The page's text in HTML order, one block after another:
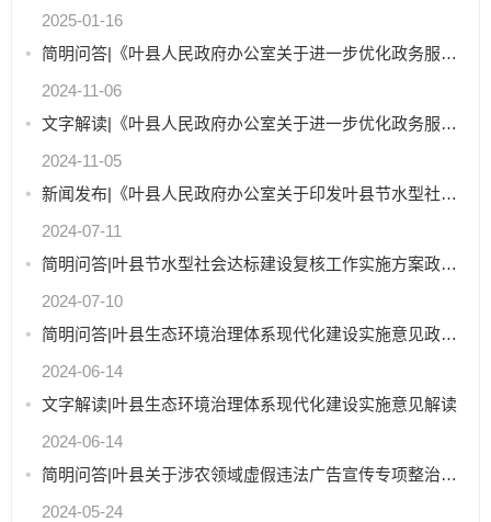
2025-01-16
简明问答|《叶县人民政府办公室关于进一步优化政务服务提升行政效能推动“高效办成一件事”的实施意见》政...
2024-11-06
文字解读|《叶县人民政府办公室关于进一步优化政务服务提升行政效能推动“高效办成一件事”的实施意见》解...
2024-11-05
新闻发布|《叶县人民政府办公室关于印发叶县节水型社会达标建设复核工作实施方案的通知》
2024-07-11
简明问答|叶县节水型社会达标建设复核工作实施方案政策解读
2024-07-10
简明问答|叶县生态环境治理体系现代化建设实施意见政策解读
2024-06-14
文字解读|叶县生态环境治理体系现代化建设实施意见解读
2024-06-14
简明问答|叶县关于涉农领域虚假违法广告宣传专项整治政策解读
2024-05-24